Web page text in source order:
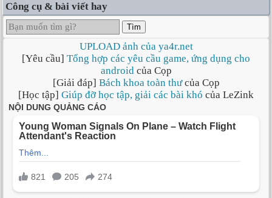
Công cụ & bài viết hay
Tìm
UPLOAD ảnh của ya4r.net
[Yêu cầu] Tổng hợp các yêu cầu game, ứng dụng cho
androidcủa Cọp
[Giải đáp] Bách khoa toàn thưcủa Cọp
[Học tập] Giúp đỡ học tập, giải các bài khó của LeZink